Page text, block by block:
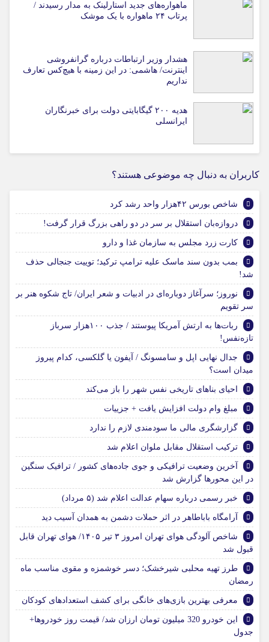
ماهواره‌های جدید استارلینک به مدار رسیدند /
پرتاب ۲۴ ماهواره با یک موشک
هشدار وزیر ارتباطات درباره گرانفروشی
اینترنت/ هاشمی: در این زمینه با هیچ‌کس تعارف
نداریم
هدیه ۲۰۰ گیگابایتی دولت برای خبرنگاران
ایرانسلی
کاربران به دنبال چه موضوعی هستند؟
شاخص بورس ۴۲هزار واحد رشد کرد
دروازه‌بان استقلال بر سر در دو راهی بزرگ قرار گرفت!
کارت زرد مجلس به سازمان غذا و دارو
بمب بدون سند ماسک علیه ترامپ ترکید؛ توییت جنجالی حذف
شد!
نوروز؛ سرآغاز دوباره‌ای در ادبیات و شعر ایران/ تاج شکوه هنر بر
سر تقویم
ربات‌ها به ارتش آمریکا پیوستند / جذب ۱۰۰هزار سرباز
تازه‌نفس!
جدال نهایی اپل و سامسونگ / آیفون یا گلکسی، کدام پیروز
میدان است؟
احیای بناهای تاریخی نفس شهر را باز می‌کند
مبلغ وام دولت افزایش یافت + جزییات
گزارشگری مالی ما سودمندی لازم را ندارد
ترکیب استقلال مقابل ملوان اعلام شد
آخرین وضعیت ترافیکی و جوی جاده‌های کشور / ترافیک سنگین
در این محورها گزارش شد
خبر رسمی درباره سهام عدالت اعلام شد (۵ مرداد)
آرامگاه باباطاهر در اثر حملات دشمن به همدان آسیب دید
شاخص آلودگی هوای تهران امروز ۳ تیر ۱۴۰۵/ هوای تهران قابل
قبول شد
طرز تهیه محلبی شیرخشک؛ دسر خوشمزه و مقوی مناسب ماه
رمضان
معرفی بهترین بازی‌های خانگی برای کشف استعدادهای کودکان
این خودرو 320 میلیون تومان ارزان شد/ قیمت روز خودروها+
جدول